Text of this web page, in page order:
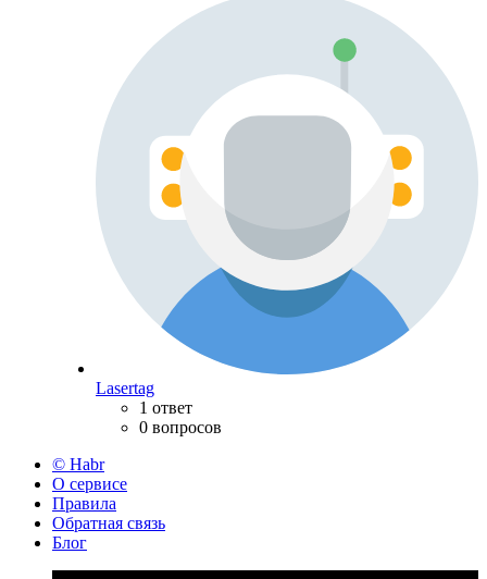
Lasertag
1 ответ
0 вопросов
© Habr
О сервисе
Правила
Обратная связь
Блог